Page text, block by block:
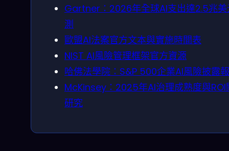
Gartner：2026年全球AI支出達2.5兆美
測
歐盟AI法案官方文本與實施時間表
NIST AI風險管理框架官方資源
哈佛法學院：S&P 500企業AI風險披露
McKinsey：2025年AI治理成熟度與ROI
研究